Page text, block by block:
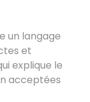
un langage
et
explique le
acceptées